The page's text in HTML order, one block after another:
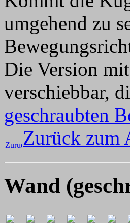
umgehend zu
Die Version
verschiebbar,
geschraubten
Zurück zum
Wand